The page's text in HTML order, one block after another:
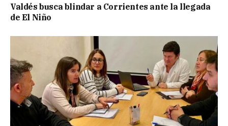
Valdés busca blindar a Corrientes ante la llegada
de El Niño